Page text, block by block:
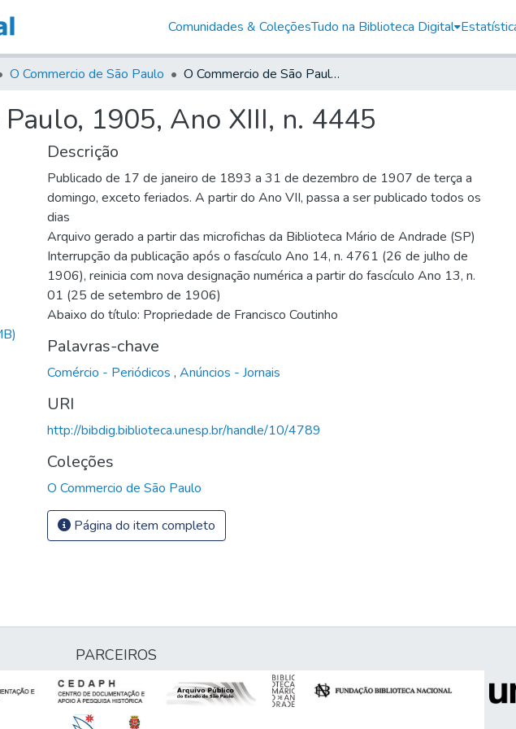
Comunidades & ColeçõesTudo na Biblioteca Digital
O Commercio de São Paulo O Commercio de São Paulo, 1905, Ano XIII, n. 4445
1905, Ano XIII, n. 4445
Descrição
Publicado de 17 de janeiro de 1893 a 31 de dezembro de 1907 de terça a
domingo, exceto feriados. A partir do Ano VII, passa a ser publicado todos os
dias
Arquivo gerado a partir das microfichas da Biblioteca Mário de Andrade (SP)
Interrupção da publicação após o fascículo Ano 14, n. 4761 (26 de julho de
1906), reinicia com nova designação numérica a partir do fascículo Ano 13, n.
01 (25 de setembro de 1906)
Abaixo do título: Propriedade de Francisco Coutinho
Palavras-chave
Comércio - Periódicos , Anúncios - Jornais
URI
http://bibdig.biblioteca.unesp.br/handle/10/4789
Coleções
O Commercio de São Paulo
Página do item completo
PARCEIROS